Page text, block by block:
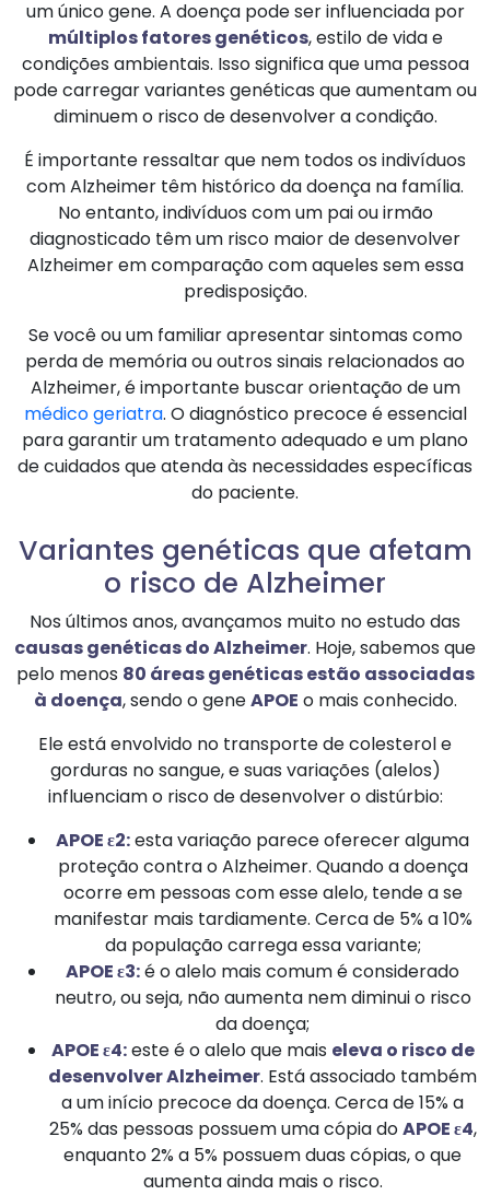
um único gene. A doença pode ser influenciada por
múltiplos fatores genéticos, estilo de vida e
condições ambientais. Isso significa que uma pessoa
pode carregar variantes genéticas que aumentam ou
diminuem o risco de desenvolver a condição.
É importante ressaltar que nem todos os indivíduos
com Alzheimer têm histórico da doença na família.
No entanto, indivíduos com um pai ou irmão
diagnosticado têm um risco maior de desenvolver
Alzheimer em comparação com aqueles sem essa
predisposição.
Se você ou um familiar apresentar sintomas como
perda de memória ou outros sinais relacionados ao
Alzheimer, é importante buscar orientação de um
médico geriatra. O diagnóstico precoce é essencial
para garantir um tratamento adequado e um plano
de cuidados que atenda às necessidades específicas
do paciente.
Variantes genéticas que afetam
o risco de Alzheimer
Nos últimos anos, avançamos muito no estudo das
causas genéticas do Alzheimer. Hoje, sabemos que
pelo menos 80 áreas genéticas estão associadas
à doença, sendo o geneAPOE o mais conhecido.
Ele está envolvido no transporte de colesterol e
gorduras no sangue, e suas variações (alelos)
influenciam o risco de desenvolver o distúrbio:
APOE ε2:esta variação parece oferecer alguma
proteção contra o Alzheimer. Quando a doença
ocorre em pessoas com esse alelo, tende a se
manifestar mais tardiamente. Cerca de 5% a 10%
da população carrega essa variante;
APOE ε3:é o alelo mais comum é considerado
neutro, ou seja, não aumenta nem diminui o risco
da doença;
APOE ε4:este é o alelo que mais eleva o risco de
desenvolver Alzheimer. Está associado também
a um início precoce da doença. Cerca de 15% a
25% das pessoas possuem uma cópia doAPOE ε4,
enquanto 2% a 5% possuem duas cópias, o que
aumenta ainda mais o risco.